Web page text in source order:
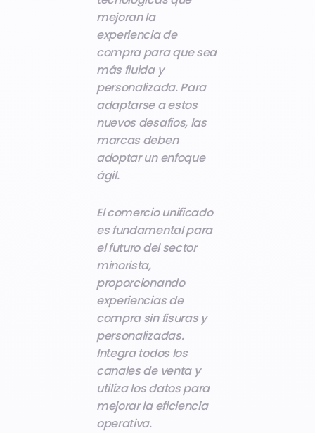
mejoran la
experiencia de
compra para que sea
más fluida y
personalizada. Para
adaptarse a estos
nuevos desafíos, las
marcas deben
adoptar un enfoque
ágil.
El comercio unificado
es fundamental para
el futuro del sector
minorista,
proporcionando
experiencias de
compra sin fisuras y
personalizadas.
Integra todos los
canales de venta y
utiliza los datos para
mejorar la eficiencia
operativa.